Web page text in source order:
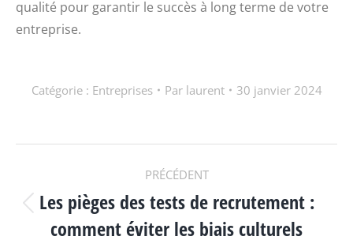
qualité pour garantir le succès à long terme de votre
entreprise.
Catégorie : Entreprises Par laurent 30 janvier 2024
NAVIGATION
ARTICLE
PRÉCÉDENT
Article
précédent
Les pièges des tests de recrutement :
comment éviter les biais culturels